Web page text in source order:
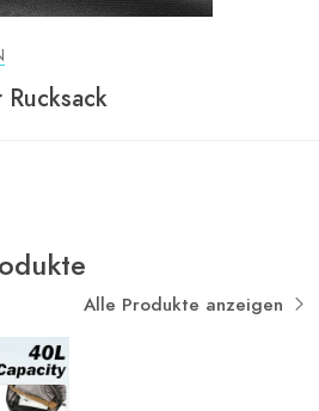
Alle Produkte anzeigen